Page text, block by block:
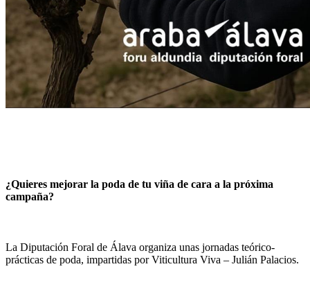
¿Quieres mejorar la poda de tu viña de cara a la próxima
campaña?
La Diputación Foral de Álava organiza unas jornadas teórico-
prácticas de poda, impartidas por Viticultura Viva – Julián Palacios.